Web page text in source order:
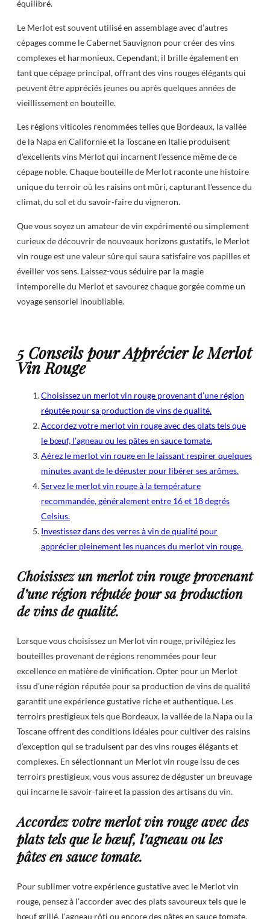
équilibré.
Le Merlot est souvent utilisé en assemblage avec d’autres
cépages comme le Cabernet Sauvignon pour créer des vins
complexes et harmonieux. Cependant, il brille également en
tant que cépage principal, offrant des vins rouges élégants qui
peuvent être appréciés jeunes ou après quelques années de
vieillissement en bouteille.
Les régions viticoles renommées telles que Bordeaux, la vallée
de la Napa en Californie et la Toscane en Italie produisent
d’excellents vins Merlot qui incarnent l’essence même de ce
cépage noble. Chaque bouteille de Merlot raconte une histoire
unique du terroir où les raisins ont mûri, capturant l’essence du
climat, du sol et du savoir-faire du vigneron.
Que vous soyez un amateur de vin expérimenté ou simplement
curieux de découvrir de nouveaux horizons gustatifs, le Merlot
vin rouge est une valeur sûre qui saura satisfaire vos papilles et
éveiller vos sens. Laissez-vous séduire par la magie
intemporelle du Merlot et savourez chaque gorgée comme un
voyage sensoriel inoubliable.
5 Conseils pour Apprécier le Merlot
Vin Rouge
Choisissez un merlot vin rouge provenant d’une région
réputée pour sa production de vins de qualité.
Accordez votre merlot vin rouge avec des plats tels que
le bœuf, l’agneau ou les pâtes en sauce tomate.
Aérez le merlot vin rouge en le laissant respirer quelques
minutes avant de le déguster pour libérer ses arômes.
Servez le merlot vin rouge à la température
recommandée, généralement entre 16 et 18 degrés
Celsius.
Investissez dans des verres à vin de qualité pour
apprécier pleinement les nuances du merlot vin rouge.
Choisissez un merlot vin rouge provenant
d’une région réputée pour sa production
de vins de qualité.
Lorsque vous choisissez un Merlot vin rouge, privilégiez les
bouteilles provenant de régions renommées pour leur
excellence en matière de vinification. Opter pour un Merlot
issu d’une région réputée pour sa production de vins de qualité
garantit une expérience gustative riche et authentique. Les
terroirs prestigieux tels que Bordeaux, la vallée de la Napa ou la
Toscane offrent des conditions idéales pour cultiver des raisins
d’exception qui se traduisent par des vins rouges élégants et
complexes. En sélectionnant un Merlot vin rouge issu de ces
terroirs prestigieux, vous vous assurez de déguster un breuvage
qui incarne le savoir-faire et la passion des artisans du vin.
Accordez votre merlot vin rouge avec des
plats tels que le bœuf, l’agneau ou les
pâtes en sauce tomate.
Pour sublimer votre expérience gustative avec le Merlot vin
rouge, pensez à l’accorder avec des plats savoureux tels que le
bœuf grillé, l’agneau rôti ou encore des pâtes en sauce tomate.